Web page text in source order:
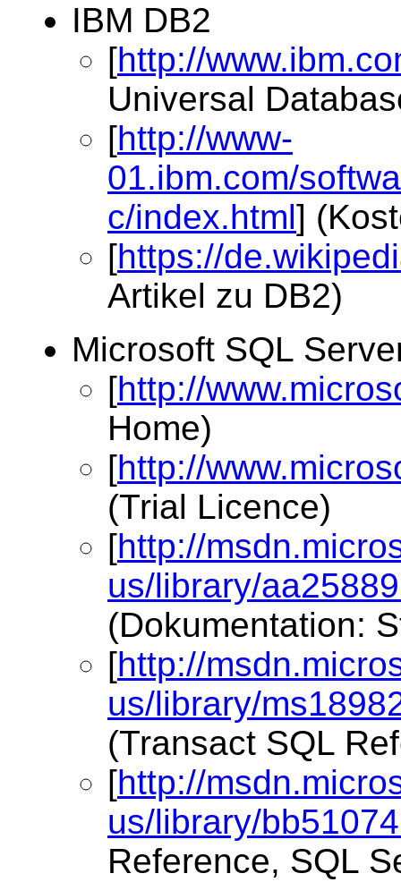
IBM DB2
[http://
Universal
[http://www-
01.ibm.com/
c/index.html]
[https://
Artikel zu DB2)
Microsoft SQL
[http://
Home)
[http://
(Trial Licence)
[http://
us/library/
(Dokumentation:
[http://
us/library/
(Transact SQL
[http://
us/library/
Reference, SQL